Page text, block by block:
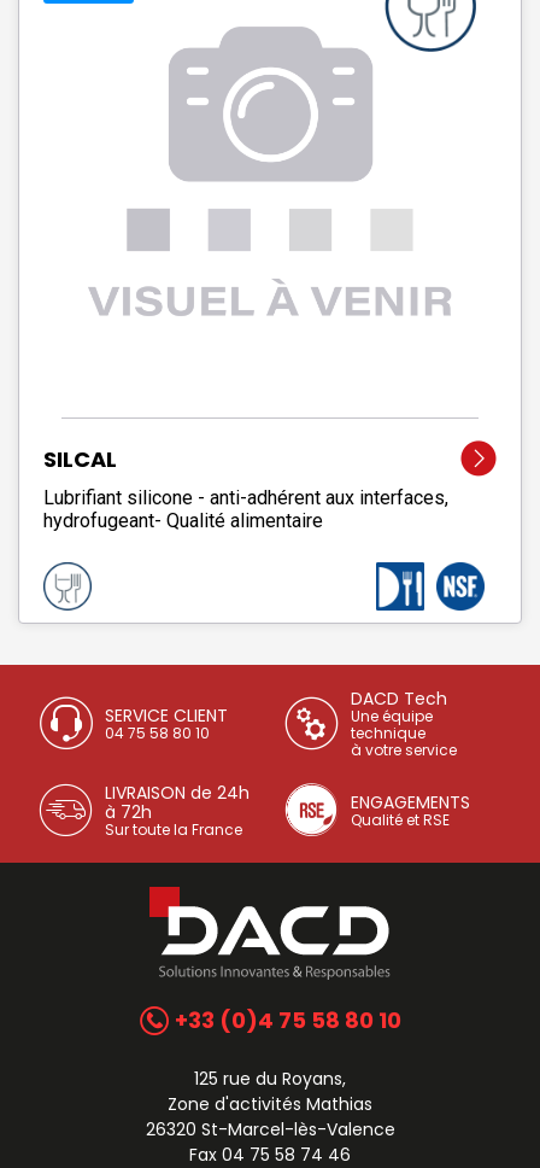
SILCAL
Lubrifiant silicone - anti-adhérent aux interfaces,
hydrofugeant- Qualité alimentaire
SERVICE CLIENT
04 75 58 80 10
DACD Tech
Une équipe
technique
à votre service
LIVRAISON de 24h
à 72h
Sur toute la France
ENGAGEMENTS
Qualité et RSE
+33 (0)4 75 58 80 10
125 rue du Royans,
Zone d'activités Mathias
26320 St-Marcel-lès-Valence
Fax 04 75 58 74 46